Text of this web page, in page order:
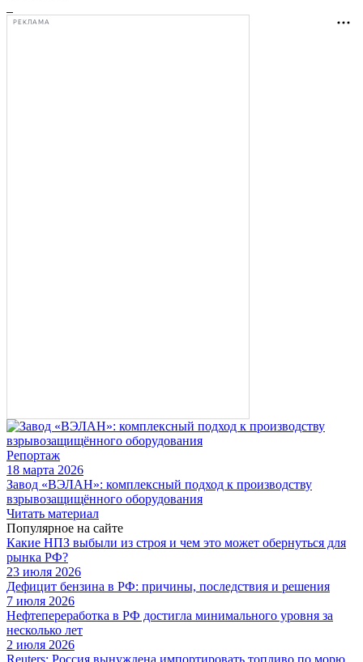
РЕКЛАМА
Репортаж
18 марта 2026
Завод «ВЭЛАН»: комплексный подход к производству
взрывозащищённого оборудования
Читать материал
Популярное на сайте
Какие НПЗ выбыли из строя и чем это может обернуться для
рынка РФ?
23 июля 2026
Дефицит бензина в РФ: причины, последствия и решения
7 июля 2026
Нефтепереработка в РФ достигла минимального уровня за
несколько лет
2 июля 2026
Reuters: Россия вынуждена импортировать топливо по морю